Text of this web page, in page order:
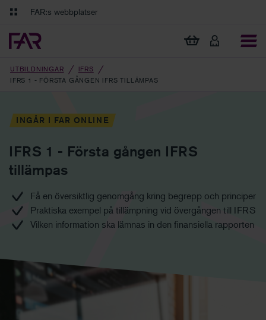
Gå till innehåll
Gå till navigation
Ekonomiska regler på ett och samma ställe
Debatt och fördjupning i branschens frågor
FAR:s webbplatser
Visa min varukorg
UTBILDNINGAR
IFRS
IFRS 1 - FÖRSTA GÅNGEN IFRS TILLÄMPAS
INGÅR I FAR ONLINE
IFRS 1 - Första gången IFRS
tillämpas
Få en översiktlig genomgång kring begrepp och principer
Praktiska exempel på tillämpning vid övergången till IFRS
Vilken information ska lämnas in den finansiella rapporten